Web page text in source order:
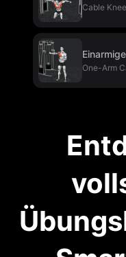
Cable
One-Arm